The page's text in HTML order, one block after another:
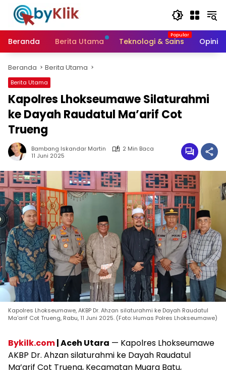
Langsung
konten
Beranda
Berita Utama Teknologi & Sains Opini
Beranda Berita Utama
Berita Utama
Kapolres Lhokseumawe Silaturahmi
ke Dayah Raudatul Ma’arif Cot
Trueng
Bambang Iskandar Martin
2 Min Baca
11 Juni 2025
Kapolres Lhokseumawe, AKBP Dr. Ahzan silaturahmi ke Dayah Raudatul
Ma'arif Cot Trueng, Rabu, 11 Juni 2025. (Foto: Humas Polres Lhokseumawe)
Bykilk.com| Aceh Utara — Kapolres Lhokseumawe
AKBP Dr. Ahzan silaturahmi ke Dayah Raudatul
Ma’arif Cot Trueng, Kecamatan Muara Batu,